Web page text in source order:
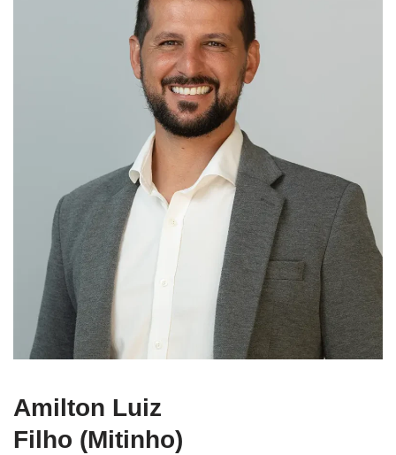
Amilton Luiz
Filho (Mitinho)